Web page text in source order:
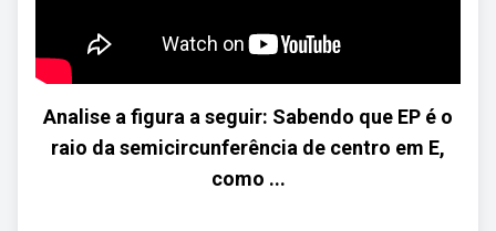
Analise a figura a seguir: Sabendo que EP é o
raio da semicircunferência de centro em E,
como ...